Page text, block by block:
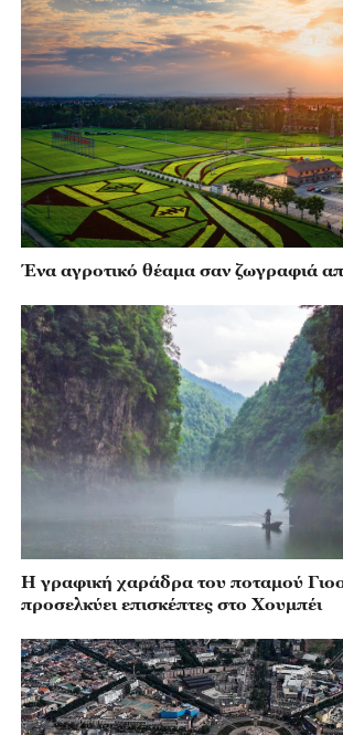
Ένα αγροτικό θέαμα σαν ζωγραφιά
Η γραφική χαράδρα του ποταμού
προσελκύει επισκέπτες στο Χουμπέι